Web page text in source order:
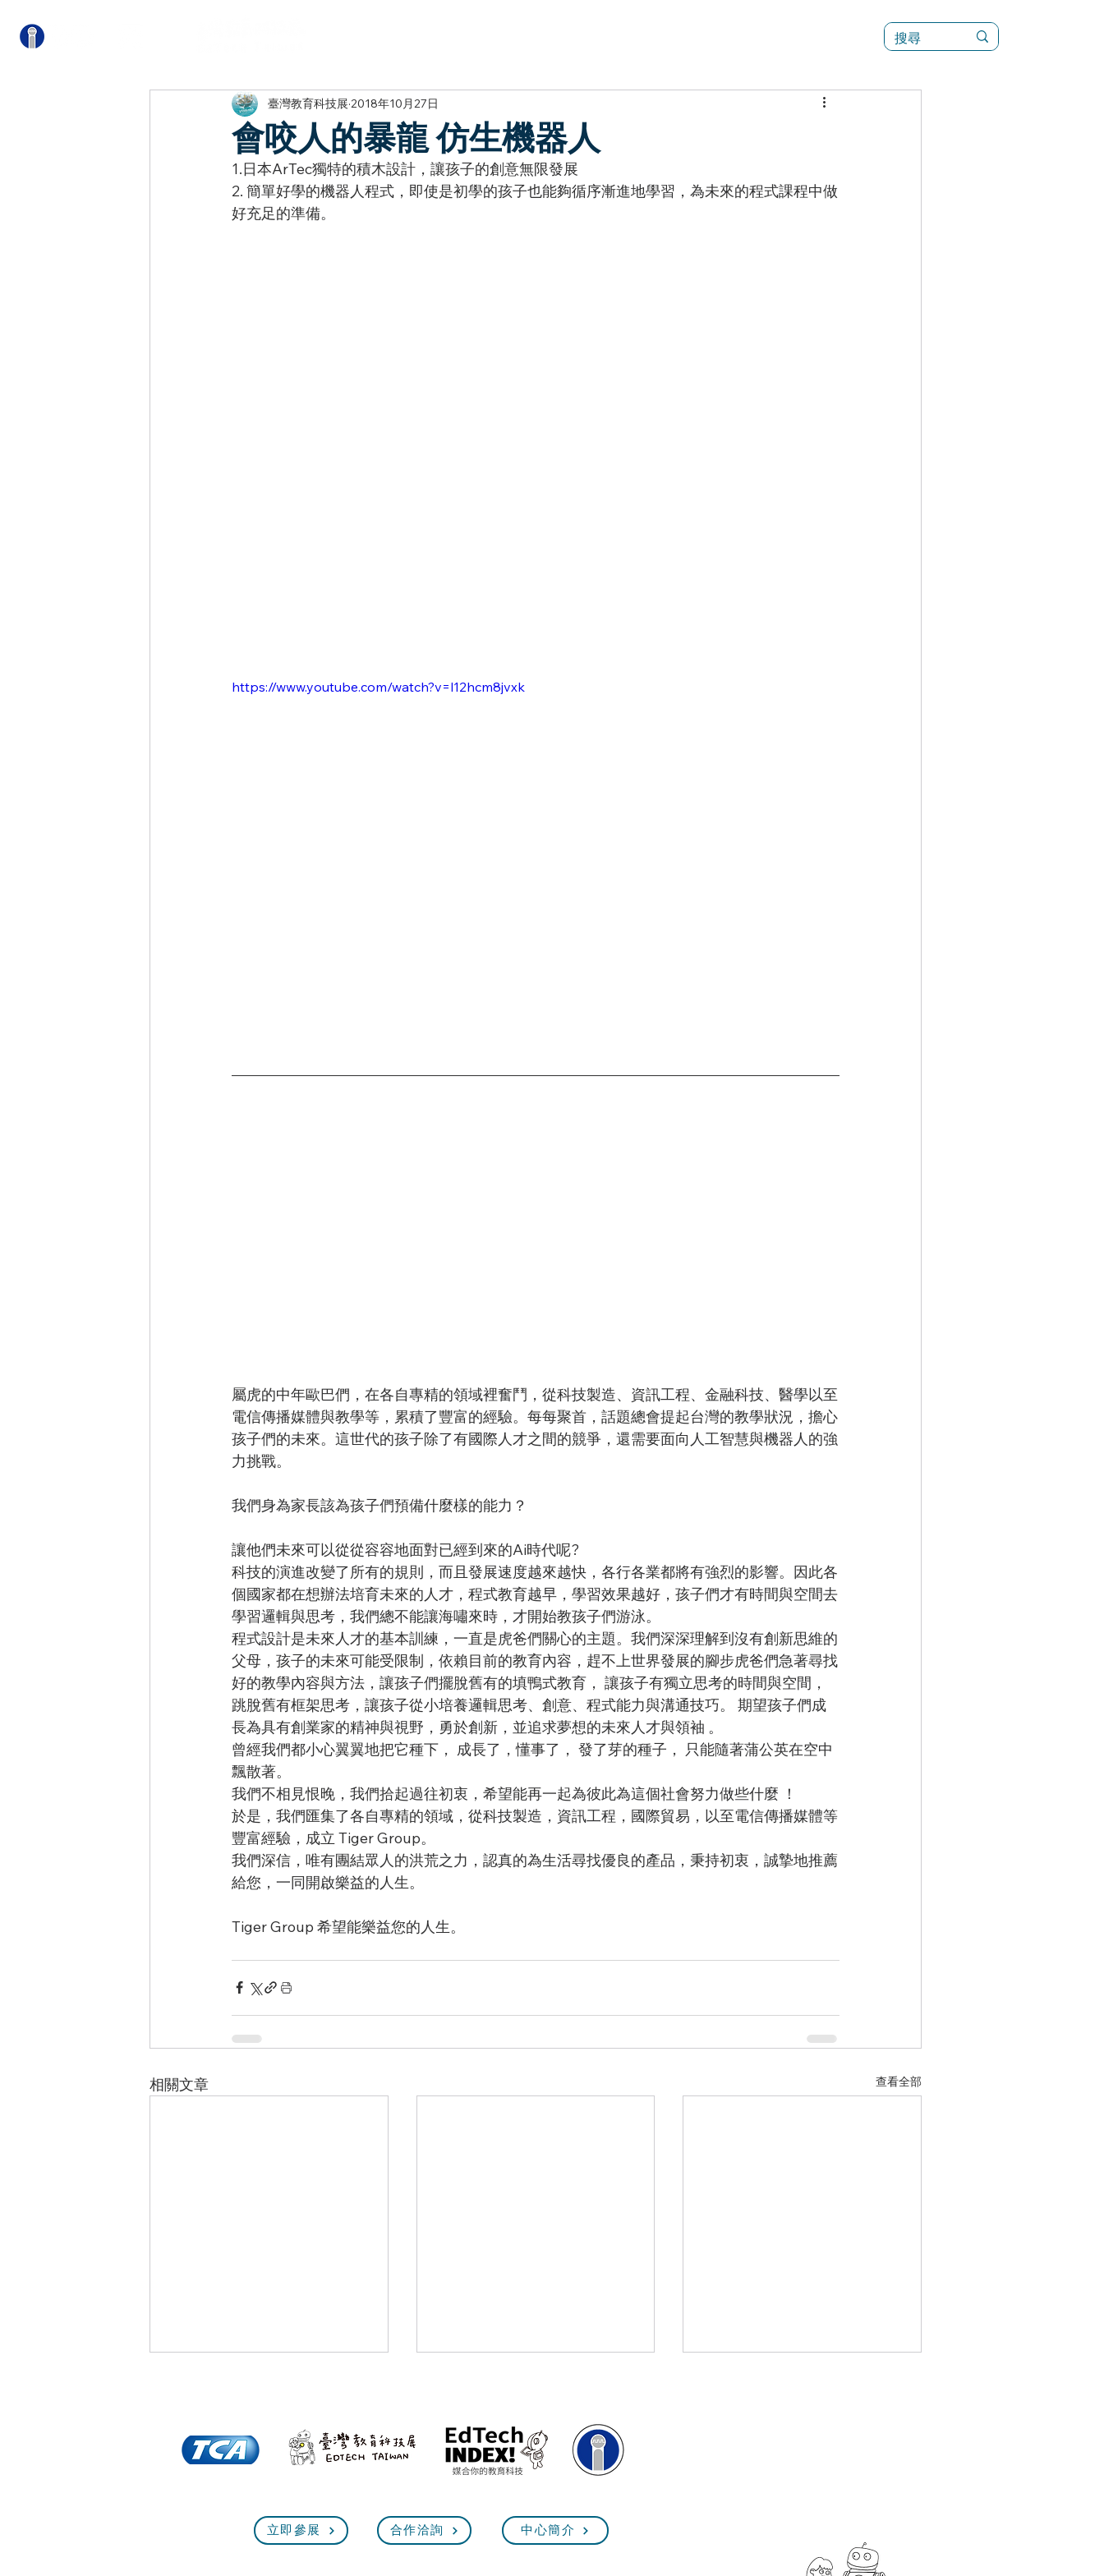
會咬人的暴龍 仿生機器人
臺灣教育科技展 2018年10月27日
1.日本ArTec獨特的積木設計，讓孩子的創意無限發展
2. 簡單好學的機器人程式，即使是初學的孩子也能夠循序漸進地學習，為未來的程式課程中做
好充足的準備。
https://www.youtube.com/watch?v=l12hcm8jvxk
屬虎的中年歐巴們，在各自專精的領域裡奮鬥，從科技製造、資訊工程、金融科技、醫學以至
電信傳播媒體與教學等，累積了豐富的經驗。每每聚首，話題總會提起台灣的教學狀況，擔心
孩子們的未來。這世代的孩子除了有國際人才之間的競爭，還需要面向人工智慧與機器人的強
力挑戰。
我們身為家長該為孩子們預備什麼樣的能力？
讓他們未來可以從從容容地面對已經到來的Ai時代呢?
科技的演進改變了所有的規則，而且發展速度越來越快，各行各業都將有強烈的影響。因此各
個國家都在想辦法培育未來的人才，程式教育越早，學習效果越好，孩子們才有時間與空間去
學習邏輯與思考，我們總不能讓海嘯來時，才開始教孩子們游泳。
程式設計是未來人才的基本訓練，一直是虎爸們關心的主題。我們深深理解到沒有創新思維的
父母，孩子的未來可能受限制，依賴目前的教育內容，趕不上世界發展的腳步虎爸們急著尋找
好的教學內容與方法，讓孩子們擺脫舊有的填鴨式教育， 讓孩子有獨立思考的時間與空間，
跳脫舊有框架思考，讓孩子從小培養邏輯思考、創意、程式能力與溝通技巧。 期望孩子們成
長為具有創業家的精神與視野，勇於創新，並追求夢想的未來人才與領袖 。
曾經我們都小心翼翼地把它種下， 成長了，懂事了， 發了芽的種子， 只能隨著蒲公英在空中
飄散著。
我們不相見恨晚，我們拾起過往初衷，希望能再一起為彼此為這個社會努力做些什麼 ！
於是，我們匯集了各自專精的領域，從科技製造，資訊工程，國際貿易，以至電信傳播媒體等
豐富經驗，成立 Tiger Group。
我們深信，唯有團結眾人的洪荒之力，認真的為生活尋找優良的產品，秉持初衷，誠摯地推薦
給您，一同開啟樂益的人生。
Tiger Group 希望能樂益您的人生。
相關文章 查看全部
倒數一個月！全臺規模最大、
最熱血的技能盛會即將展開！
5/25 臺灣教育科技展 技職教
育館【技職超展開】線上說明
立即參展 合作洽詢 中心簡介